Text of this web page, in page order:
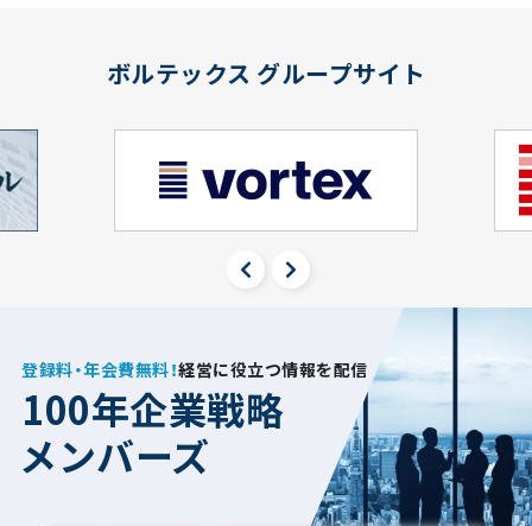
ボルテックス グループサイト
登録料・年会費無料！経営に役立つ情報を配信
100年企業戦略
メンバーズ